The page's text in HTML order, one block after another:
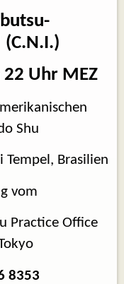
Uhr MEZ
Shu
Brasilien
vom
Practice Office
8353